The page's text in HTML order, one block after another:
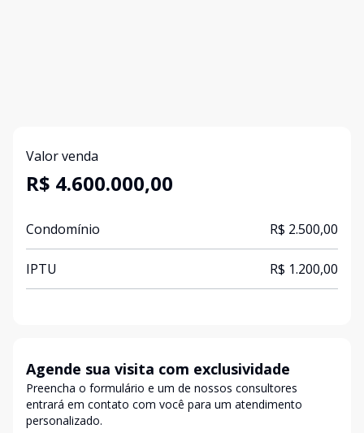
Valor venda
R$ 4.600.000,00
Condomínio R$ 2.500,00
IPTU R$ 1.200,00
Agende sua visita com exclusividade
Preencha o formulário e um de nossos consultores
entrará em contato com você para um atendimento
personalizado.